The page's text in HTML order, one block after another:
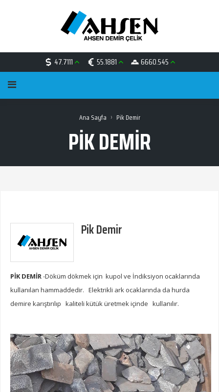
47.7111 55.1881 6660.545
Ana Sayfa › Pik Demir
PIK DEMIR
Pik Demir
PİK DEMİR-Döküm dökmek için kupol ve İndiksiyon ocaklarında
kullanılan hammaddedir. Elektrikli ark ocaklarında da hurda
demire karıştırılıp kaliteli kütük üretmek içinde kullanılır.